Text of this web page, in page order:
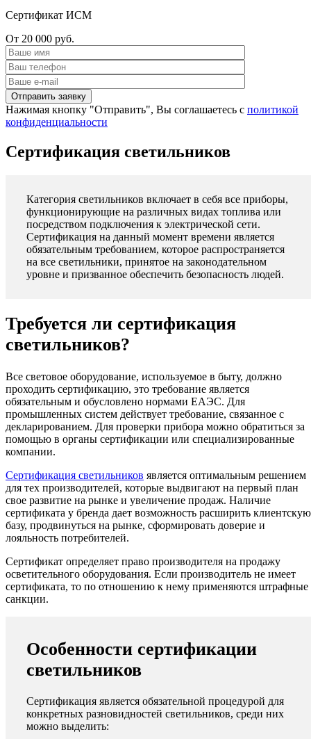
Сертификат ИСМ
От 20 000 руб.
Нажимая кнопку "Отправить", Вы соглашаетесь с политикой
конфиденциальности
Сертификация светильников
Категория светильников включает в себя все приборы,
функционирующие на различных видах топлива или
посредством подключения к электрической сети.
Сертификация на данный момент времени является
обязательным требованием, которое распространяется
на все светильники, принятое на законодательном
уровне и призванное обеспечить безопасность людей.
Требуется ли сертификация
светильников?
Все световое оборудование, используемое в быту, должно
проходить сертификацию, это требование является
обязательным и обусловлено нормами ЕАЭС. Для
промышленных систем действует требование, связанное с
декларированием. Для проверки прибора можно обратиться за
помощью в органы сертификации или специализированные
компании.
Сертификация светильников является оптимальным решением
для тех производителей, которые выдвигают на первый план
свое развитие на рынке и увеличение продаж. Наличие
сертификата у бренда дает возможность расширить клиентскую
базу, продвинуться на рынке, сформировать доверие и
лояльность потребителей.
Сертификат определяет право производителя на продажу
осветительного оборудования. Если производитель не имеет
сертификата, то по отношению к нему применяются штрафные
санкции.
Особенности сертификации
светильников
Сертификация является обязательной процедурой для
конкретных разновидностей светильников, среди них
можно выделить: